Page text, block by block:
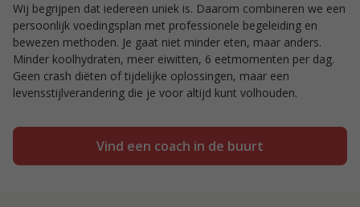
Wij begrijpen dat iedereen uniek is. Daarom combineren we een
persoonlijk voedingsplan met professionele begeleiding en
bewezen methoden. Je gaat niet minder eten, maar anders.
Minder koolhydraten, meer eiwitten, 6 eetmomenten per dag.
Geen crash diëten of tijdelijke oplossingen, maar een
levensstijlverandering die je voor altijd kunt volhouden.
Vind een coach in de buurt